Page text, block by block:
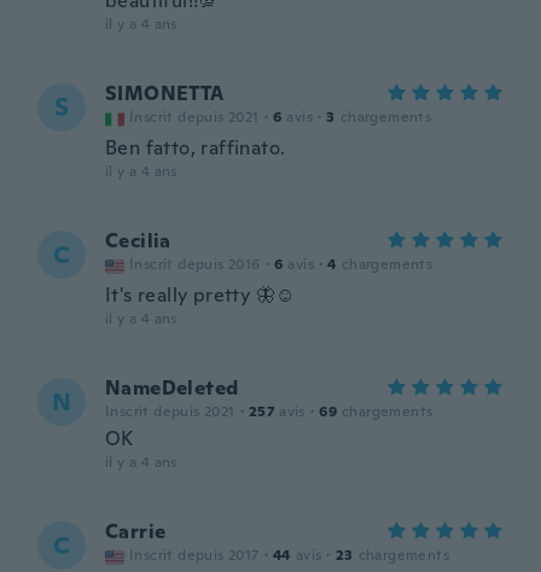
il y a 4 ans
S SIMONETTA
Inscrit depuis 2021 · 6 avis · 3 chargements
Ben fatto, raffinato.
il y a 4 ans
C Cecilia
Inscrit depuis 2016 · 6 avis · 4 chargements
It's really pretty 🦋☺️
il y a 4 ans
N NameDeleted
Inscrit depuis 2021 · 257 avis · 69 chargements
OK
il y a 4 ans
C Carrie
Inscrit depuis 2017 · 44 avis · 23 chargements